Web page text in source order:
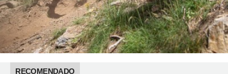
RECOMENDADO